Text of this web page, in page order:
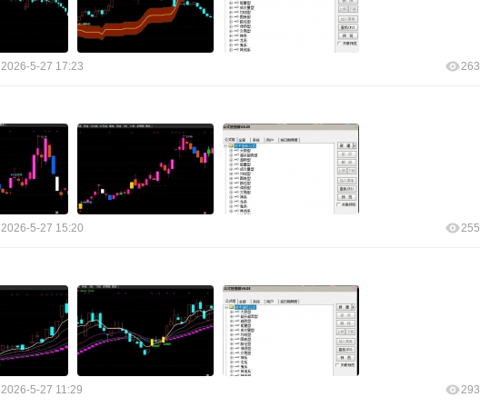
2026-5-27 17:23 263
2026-5-27 15:20 255
2026-5-27 11:29 293